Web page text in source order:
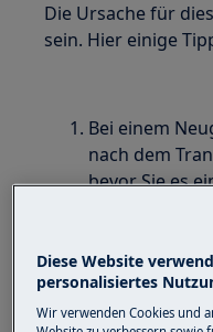
Die Ursache für
sein. Hier einige
Bei einem
nach dem
bevor Sie es
einige
Stellen Sie
Diese Website
personalisiertes
Wir verwenden Cookies und